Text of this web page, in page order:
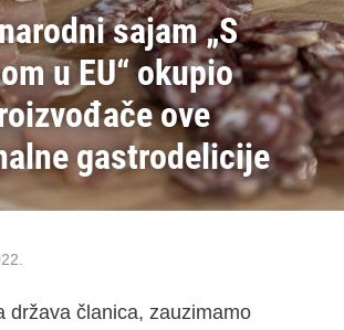
sajam „S
u EU“ okupio
ove
gastrodelicije
država članica, zauzimamo